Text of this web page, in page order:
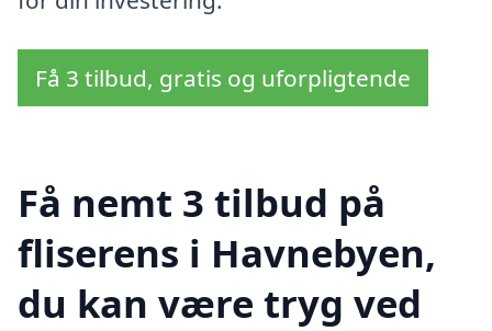
Få 3 tilbud, gratis og uforpligtende
Få nemt 3 tilbud på
fliserens i Havnebyen,
du kan være tryg ved